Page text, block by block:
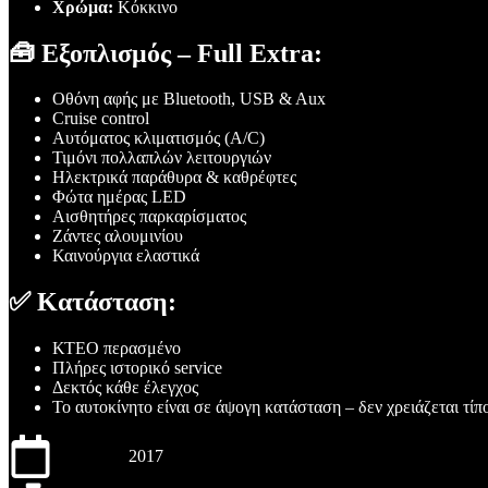
Χρώμα: Κόκκινο
🧰 Εξοπλισμός – Full Extra:
Οθόνη αφής με Bluetooth, USB & Aux
Cruise control
Αυτόματος κλιματισμός (A/C)
Τιμόνι πολλαπλών λειτουργιών
Ηλεκτρικά παράθυρα & καθρέφτες
Φώτα ημέρας LED
Αισθητήρες παρκαρίσματος
Ζάντες αλουμινίου
Καινούργια ελαστικά
✅ Κατάσταση:
ΚΤΕΟ περασμένο
Πλήρες ιστορικό service
Δεκτός κάθε έλεγχος
Το αυτοκίνητο είναι σε άψογη κατάσταση – δεν χρειάζεται
2017